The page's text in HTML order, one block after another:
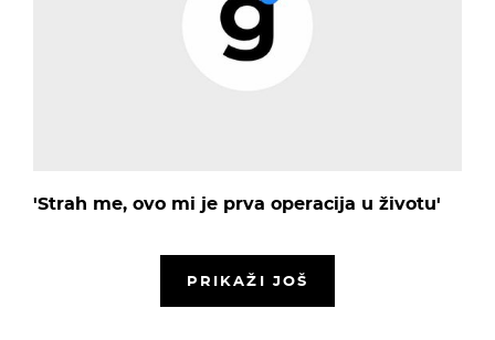
'Strah me, ovo mi je prva operacija u životu'
PRIKAŽI JOŠ